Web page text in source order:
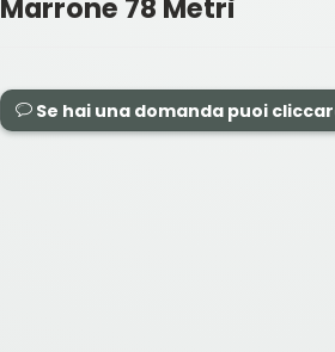
Marrone 78 Metri
Se hai una domanda puoi